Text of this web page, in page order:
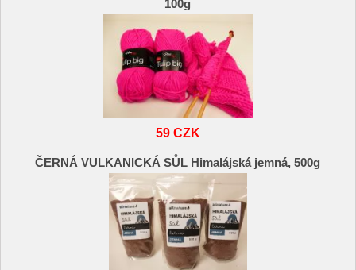
100g
59 CZK
ČERNÁ VULKANICKÁ SŮL Himalájská jemná, 500g